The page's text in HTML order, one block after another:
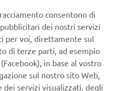
consentono di
dei nostri servizi
per voi, direttamente sul
di terze parti, ad esempio
in base al vostro
sul nostro sito Web,
dei servizi visualizzati, degli